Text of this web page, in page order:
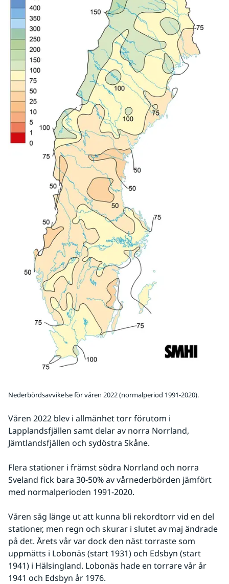
Nederbördsavvikelse för våren 2022 (normalperiod 1991-2020).
Våren 2022 blev i allmänhet torr förutom i
Lapplandsfjällen samt delar av norra Norrland,
Jämtlandsfjällen och sydöstra Skåne.
Flera stationer i främst södra Norrland och norra
Sveland fick bara 30-50% av vårnederbörden jämfört
med normalperioden 1991-2020.
Våren såg länge ut att kunna bli rekordtorr vid en del
stationer, men regn och skurar i slutet av maj ändrade
på det. Årets vår var dock den näst torraste som
uppmätts i Lobonäs (start 1931) och Edsbyn (start
1941) i Hälsingland. Lobonäs hade en torrare vår år
1941 och Edsbyn år 1976.